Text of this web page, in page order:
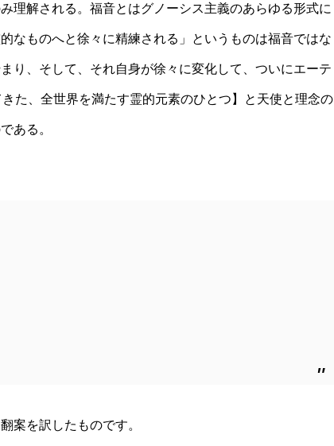
解される。福音とはグノーシス主義のあらゆる形式に
なものへと徐々に精練される」というものは福音ではな
り、そして、それ自身が徐々に変化して、ついにエーテ
た、全世界を満たす霊的元素のひとつ】と天使と理念の
ある。
案を訳したものです。